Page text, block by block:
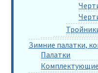
Зимние палатки,
Палатки
Комплектующие